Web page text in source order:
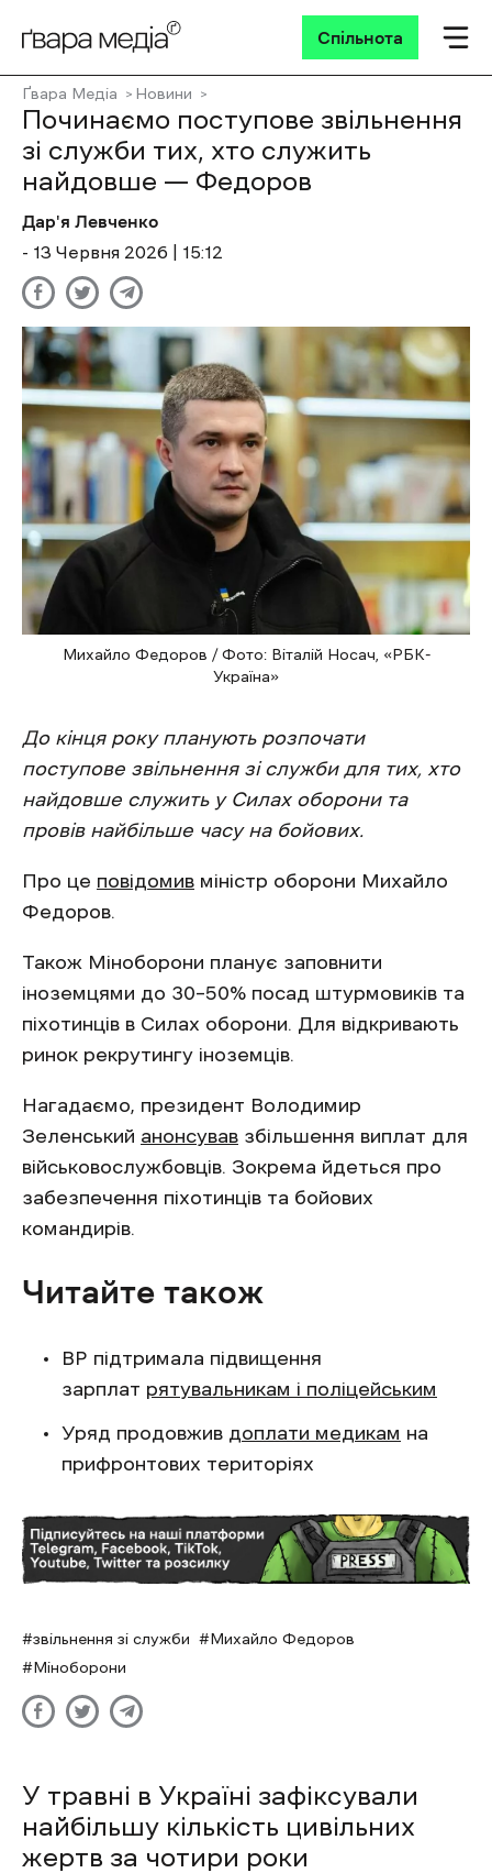
Спільнота
Ґвара Медіа Новини
Починаємо поступове звільнення
зі служби тих, хто служить
найдовше — Федоров
Дар'я Левченко
- 13 Червня 2026 | 15:12
Михайло Федоров / Фото: Віталій Носач, «РБК-
Україна»
До кінця року планують розпочати
поступове звільнення зі служби для тих, хто
найдовше служить у Силах оборони та
провів найбільше часу на бойових.
Про це повідомив міністр оборони Михайло
Федоров.
Також Міноборони планує заповнити
іноземцями до 30–50% посад штурмовиків та
піхотинців в Силах оборони. Для відкривають
ринок рекрутингу іноземців.
Нагадаємо, президент Володимир
Зеленський анонсував збільшення виплат для
військовослужбовців. Зокрема йдеться про
забезпечення піхотинців та бойових
командирів.
Читайте також
ВР підтримала підвищення
зарплат рятувальникам і поліцейським
Уряд продовжив доплати медикам на
прифронтових територіях
звільнення зі служби
Михайло Федоров
Міноборони
У травні в Україні зафіксували
найбільшу кількість цивільних
жертв за чотири роки